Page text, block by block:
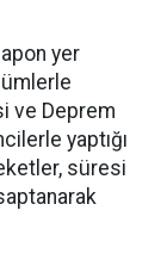
yer
ve Deprem
yaptığı
süresi